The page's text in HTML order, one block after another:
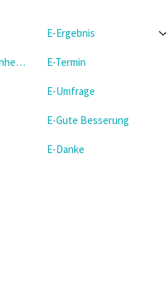
Unsere medizinischen Einheiten
E-Ergebnis
E-Termin
E-Umfrage
E-Gute Besserung
E-Danke